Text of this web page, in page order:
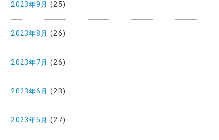
2023年9月 (25)
2023年8月 (26)
2023年7月 (26)
2023年6月 (23)
2023年5月 (27)